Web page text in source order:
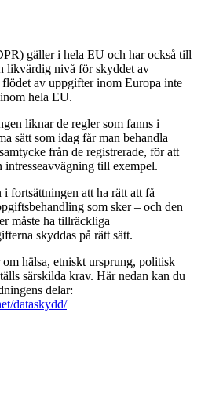
gäller i hela EU och har också till
likvärdig nivå för skyddet av
av uppgifter inom Europa inte
hela EU.
liknar de regler som fanns i
sätt som idag får man behandla
från de registrerade, för att
till exempel.
fortsättningen att ha rätt att få
som sker – och den
måste ha tillräckliga
skyddas på rätt sätt.
hälsa, etniskt ursprung, politisk
särskilda krav. Här nedan kan du
delar:
dataskydd/